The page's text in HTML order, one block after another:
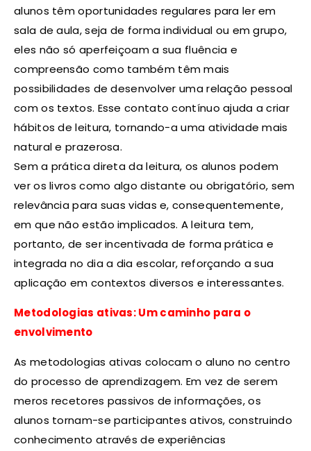
alunos têm oportunidades regulares para ler em
sala de aula, seja de forma individual ou em grupo,
eles não só aperfeiçoam a sua fluência e
compreensão como também têm mais
possibilidades de desenvolver uma relação pessoal
com os textos. Esse contato contínuo ajuda a criar
hábitos de leitura, tornando-a uma atividade mais
natural e prazerosa.
Sem a prática direta da leitura, os alunos podem
ver os livros como algo distante ou obrigatório, sem
relevância para suas vidas e, consequentemente,
em que não estão implicados. A leitura tem,
portanto, de ser incentivada de forma prática e
integrada no dia a dia escolar, reforçando a sua
aplicação em contextos diversos e interessantes.
Metodologias ativas: Um caminho para o
envolvimento
As metodologias ativas colocam o aluno no centro
do processo de aprendizagem. Em vez de serem
meros recetores passivos de informações, os
alunos tornam-se participantes ativos, construindo
conhecimento através de experiências